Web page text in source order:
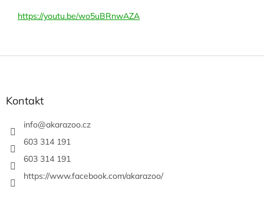
https://youtu.be/wo5uBRnwAZA
Kontakt
info@akarazoo.cz
603 314 191
603 314 191
https://www.facebook.com/akarazoo/